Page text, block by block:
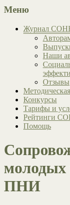
Меню
Журнал
Наши
Отзывы
Конкурсы
Тарифы и
Рейтинги
Помощь
молодых
ПНИ